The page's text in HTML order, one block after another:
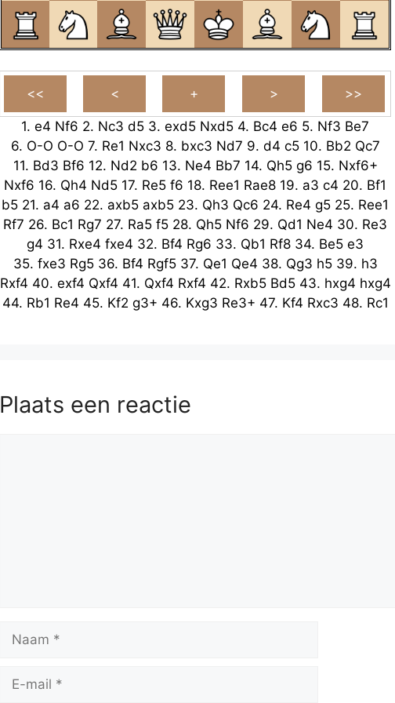
1. e4 Nf6 2. Nc3 d5 3. exd5 Nxd5 4. Bc4 e6 5. Nf3 Be7
6. O-O O-O 7. Re1 Nxc3 8. bxc3 Nd7 9. d4 c5 10. Bb2 Qc7
11. Bd3 Bf6 12. Nd2 b6 13. Ne4 Bb7 14. Qh5 g6 15. Nxf6+
Nxf6 16. Qh4 Nd5 17. Re5 f6 18. Ree1 Rae8 19. a3 c4 20. Bf1
b5 21. a4 a6 22. axb5 axb5 23. Qh3 Qc6 24. Re4 g5 25. Ree1
Rf7 26. Bc1 Rg7 27. Ra5 f5 28. Qh5 Nf6 29. Qd1 Ne4 30. Re3
g4 31. Rxe4 fxe4 32. Bf4 Rg6 33. Qb1 Rf8 34. Be5 e3
35. fxe3 Rg5 36. Bf4 Rgf5 37. Qe1 Qe4 38. Qg3 h5 39. h3
Rxf4 40. exf4 Qxf4 41. Qxf4 Rxf4 42. Rxb5 Bd5 43. hxg4 hxg4
44. Rb1 Re4 45. Kf2 g3+ 46. Kxg3 Re3+ 47. Kf4 Rxc3 48. Rc1
Plaats een reactie
mail